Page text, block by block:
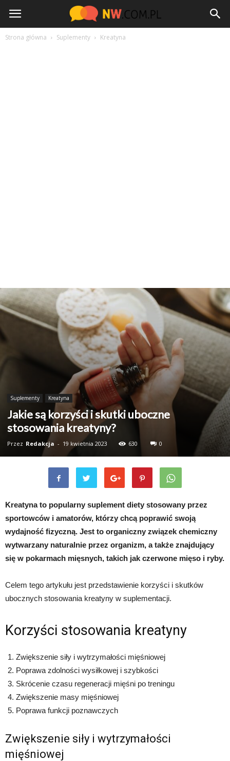
NW.com.pl
Strona główna Suplementy Kreatyna
Suplementy Kreatyna
Jakie są korzyści i skutki uboczne
stosowania kreatyny?
Przez Redakcja - 19 kwietnia 2023 630 0
Kreatyna to popularny suplement diety stosowany przez
sportowców i amatorów, którzy chcą poprawić swoją
wydajność fizyczną. Jest to organiczny związek chemiczny
wytwarzany naturalnie przez organizm, a także znajdujący
się w pokarmach mięsnych, takich jak czerwone mięso i ryby.
Celem tego artykułu jest przedstawienie korzyści i skutków
ubocznych stosowania kreatyny w suplementacji.
Korzyści stosowania kreatyny
Zwiększenie siły i wytrzymałości mięśniowej
Poprawa zdolności wysiłkowej i szybkości
Skrócenie czasu regeneracji mięśni po treningu
Zwiększenie masy mięśniowej
Poprawa funkcji poznawczych
Zwiększenie siły i wytrzymałości
mięśniowej